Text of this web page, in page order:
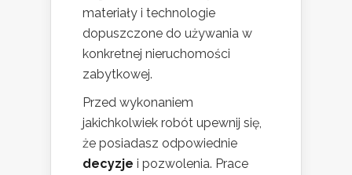
materiały i technologie
dopuszczone do używania w
konkretnej nieruchomości
zabytkowej.
Przed wykonaniem
jakichkolwiek robót upewnij się,
że posiadasz odpowiednie
decyzje i pozwolenia. Prace